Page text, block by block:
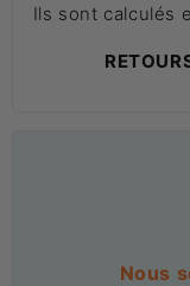
Ils sont calculés
Nous